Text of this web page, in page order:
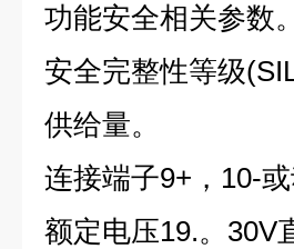
功能安全相关参数。
安全完整性等级
供给量。
连接端子9+，10-
额定电压19.。30V